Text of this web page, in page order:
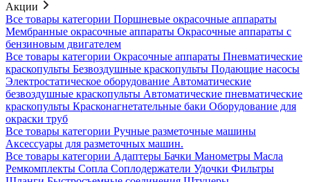
Акции
Все товары категории Поршневые окрасочные аппараты
Мембранные окрасочные аппараты Окрасочные аппараты с
бензиновым двигателем
Все товары категории Окрасочные аппараты Пневматические
краскопульты Безвоздушные краскопульты Подающие насосы
Электростатическое оборудование Автоматические
безвоздушные краскопульты Автоматические пневматические
краскопульты Красконагнетательные баки Оборудование для
окраски труб
Все товары категории Ручные разметочные машины
Аксессуары для разметочных машин.
Все товары категории Адаптеры Бачки Манометры Масла
Ремкомплекты Сопла Соплодержатели Удочки Фильтры